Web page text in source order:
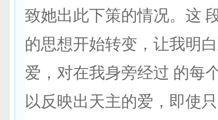
致她出此下策的情况。这
的思想开始转变，让我明
爱，对在我身旁经过 的每
以反映出天主的爱，即使